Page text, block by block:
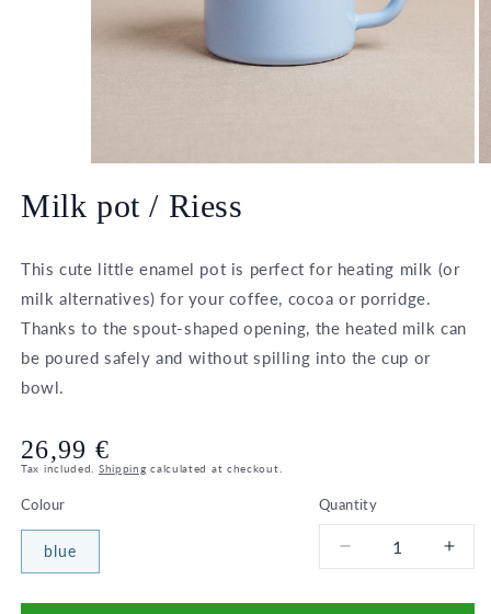
1
in
Milk pot / Riess
This cute little enamel pot is perfect for heating milk (or
milk alternatives) for your coffee, cocoa or porridge.
Thanks to the spout-shaped opening, the heated milk can
be poured safely and without spilling into the cup or
bowl.
Regular
26,99 €
Tax included. Shipping calculated at checkout.
Quantity
Decrease
for
for
Colour
blue